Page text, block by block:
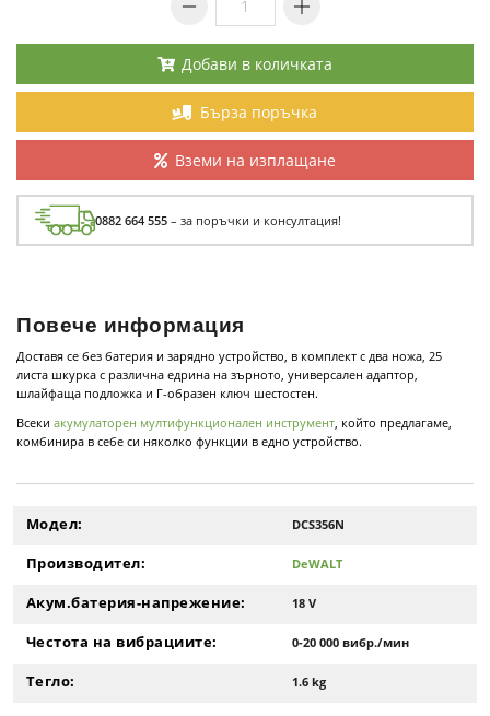
Добави в количката
Бърза поръчка
Вземи на изплащане
0882 664 555 – за поръчки и консултация!
Повече информация
Доставя се без батерия и зарядно устройство, в комплект с два ножа, 25
листа шкурка с различна едрина на зърното, универсален адаптор,
шлайфаща подложка и Г-образен ключ шестостен.
Всеки акумулаторен мултифункционален инструмент, който предлагаме,
комбинира в себе си няколко функции в едно устройство.
Модел: DCS356N
Производител: DeWALT
Акум.батерия-напрежение: 18 V
Честота на вибрациите: 0-20 000 вибр./мин
Тегло: 1.6 kg